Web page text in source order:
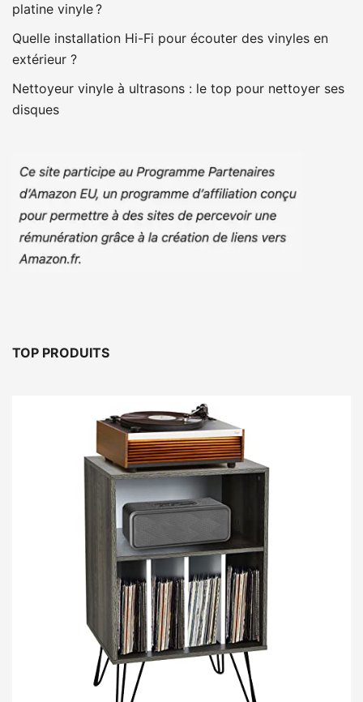
platine vinyle ?
Quelle installation Hi-Fi pour écouter des vinyles en
extérieur ?
Nettoyeur vinyle à ultrasons : le top pour nettoyer ses
disques
TOP PRODUITS